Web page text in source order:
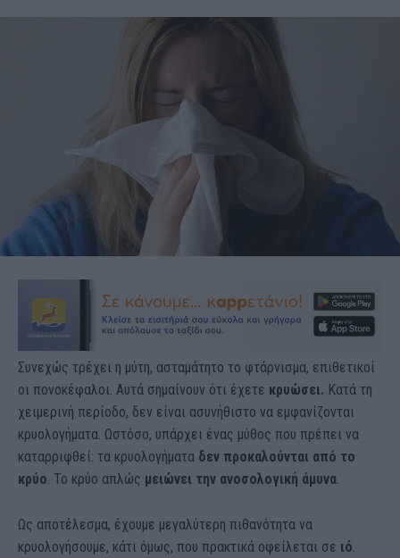
Συνεχώς τρέχει η μύτη, ασταμάτητο το φτάρνισμα, επιθετικοί
οι πονοκέφαλοι. Αυτά σημαίνουν ότι έχετε κρυώσει. Κατά τη
χειμερινή περίοδο, δεν είναι ασυνήθιστο να εμφανίζονται
κρυολογήματα. Ωστόσο, υπάρχει ένας μύθος που πρέπει να
καταρριφθεί: τα κρυολογήματα δεν προκαλούνται από το
κρύο . Το κρύο απλώς μειώνει την ανοσολογική άμυνα
Ως αποτέλεσμα, έχουμε μεγαλύτερη πιθανότητα να
κρυολογήσουμε, κάτι όμως, που πρακτικά οφείλεται σε ιό